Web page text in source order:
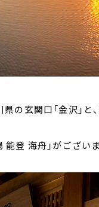
の玄関口「金沢」
登 海舟」がございま